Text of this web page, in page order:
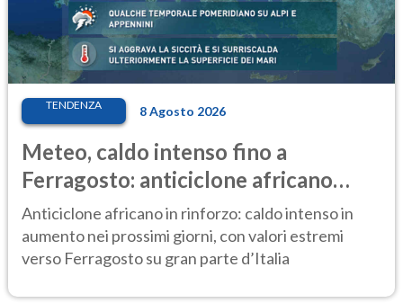
TENDENZA 8 Agosto 2026
Meteo, caldo intenso fino a
Ferragosto: anticiclone africano
ancora protagonista
Anticiclone africano in rinforzo: caldo intenso in
aumento nei prossimi giorni, con valori estremi
verso Ferragosto su gran parte d’Italia